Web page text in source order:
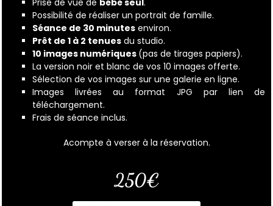
Prise de vue de bébé seul.
Possibilité de réaliser un portrait de famille.
Séance de 30 minutes environ.
Prêt de 1 à 2 tenues du studio.
10 images numériques (pas de tirages papiers).
La version noir et blanc de vos 10 images offerte.
Sélection de vos images sur une galerie en ligne.
Images livrées au format JPG par lien de
téléchargement.
Frais de séance inclus.
Acompte à verser à la réservation.
250€